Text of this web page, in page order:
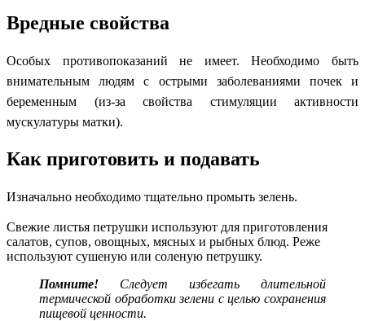
Вредные свойства
Особых противопоказаний не имеет. Необходимо быть
внимательным людям с острыми заболеваниями почек и
беременным (из-за свойства стимуляции активности
мускулатуры матки).
Как приготовить и подавать
Изначально необходимо тщательно промыть зелень.
Свежие листья петрушки используют для приготовления
салатов, супов, овощных, мясных и рыбных блюд. Реже
используют сушеную или соленую петрушку.
Помните!
Следует избегать длительной
термической обработки зелени с целью сохранения
пищевой ценности.